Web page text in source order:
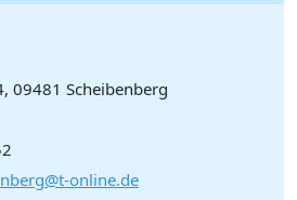
09481 Scheibenberg
online.de